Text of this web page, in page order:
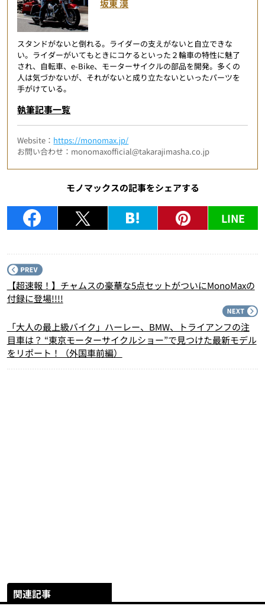
坂東 漠
スタンドがないと倒れる。ライダーの支えがないと自立できな
い。ライダーがいてもときにコケるといった２輪車の特性に魅了
され、自転車、e-Bike、モーターサイクルの部品を開発。多くの
人は気づかないが、それがないと成り立たないといったパーツを
手がけている。
執筆記事一覧
Website： https://monomax.jp/
お問い合わせ：monomaxofficial@takarajimasha.co.jp
モノマックスの記事をシェアする
LINE
【超速報！】チャムスの豪華な5点セットがついにMonoMaxの
付録に登場!!!!
「大人の最上級バイク」ハーレー、BMW、トライアンフの注
目車は？ “東京モーターサイクルショー”で見つけた最新モデル
をリポート！（外国車前編）
関連記事